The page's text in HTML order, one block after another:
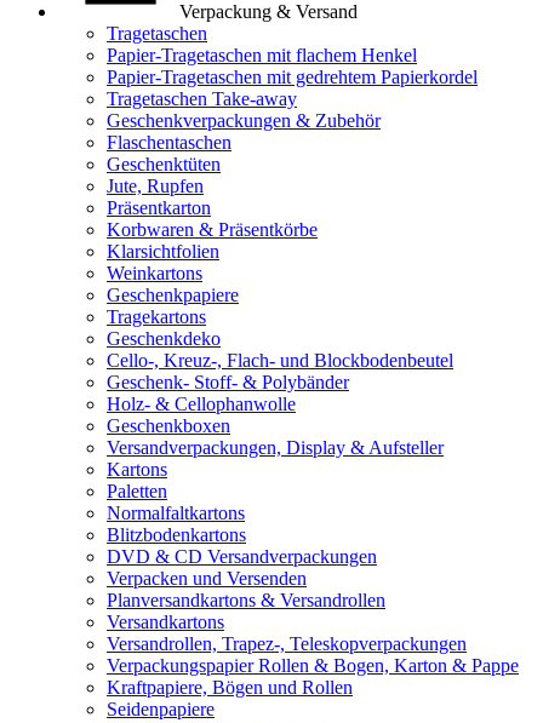
Verpackung & Versand
Tragetaschen
Papier-Tragetaschen mit flachem Henkel
Papier-Tragetaschen mit gedrehtem Papierkordel
Tragetaschen Take-away
Geschenkverpackungen & Zubehör
Flaschentaschen
Geschenktüten
Jute, Rupfen
Präsentkarton
Korbwaren & Präsentkörbe
Klarsichtfolien
Weinkartons
Geschenkpapiere
Tragekartons
Geschenkdeko
Cello-, Kreuz-, Flach- und Blockbodenbeutel
Geschenk- Stoff- & Polybänder
Holz- & Cellophanwolle
Geschenkboxen
Versandverpackungen, Display & Aufsteller
Kartons
Paletten
Normalfaltkartons
Blitzbodenkartons
DVD & CD Versandverpackungen
Verpacken und Versenden
Planversandkartons & Versandrollen
Versandkartons
Versandrollen, Trapez-, Teleskopverpackungen
Verpackungspapier Rollen & Bogen, Karton & Pappe
Kraftpapiere, Bögen und Rollen
Seidenpapiere